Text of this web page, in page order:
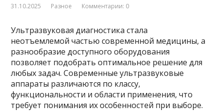
31.10.2025 Разное Комментарии: 0
Ультразвуковая диагностика стала
неотъемлемой частью современной медицины, а
разнообразие доступного оборудования
позволяет подобрать оптимальное решение для
любых задач. Современные ультразвуковые
аппараты различаются по классу,
функциональности и области применения, что
требует понимания их особенностей при выборе.